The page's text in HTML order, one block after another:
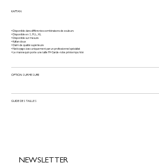
KAFTAN
• Disponible dans différentes combinaisons de couleurs
• Disponible en S, M, L, XL
• Disponible sur mesure
• Kaftan doux
• Daim de qualité supérieure
• Nettoyage à sec uniquement par un professionnel spécialisé
• Le mannequin porte une taille M• Garde-robe printemps/été
OPTION SUR MESURE
GUIDE DES TAILLES
NEWSLETTER